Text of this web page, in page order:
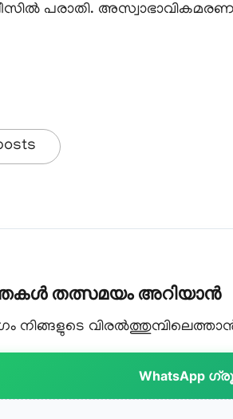
പരാതി.
തത്സമയം അറിയാൻ
നിങ്ങളുടെ
WhatsApp